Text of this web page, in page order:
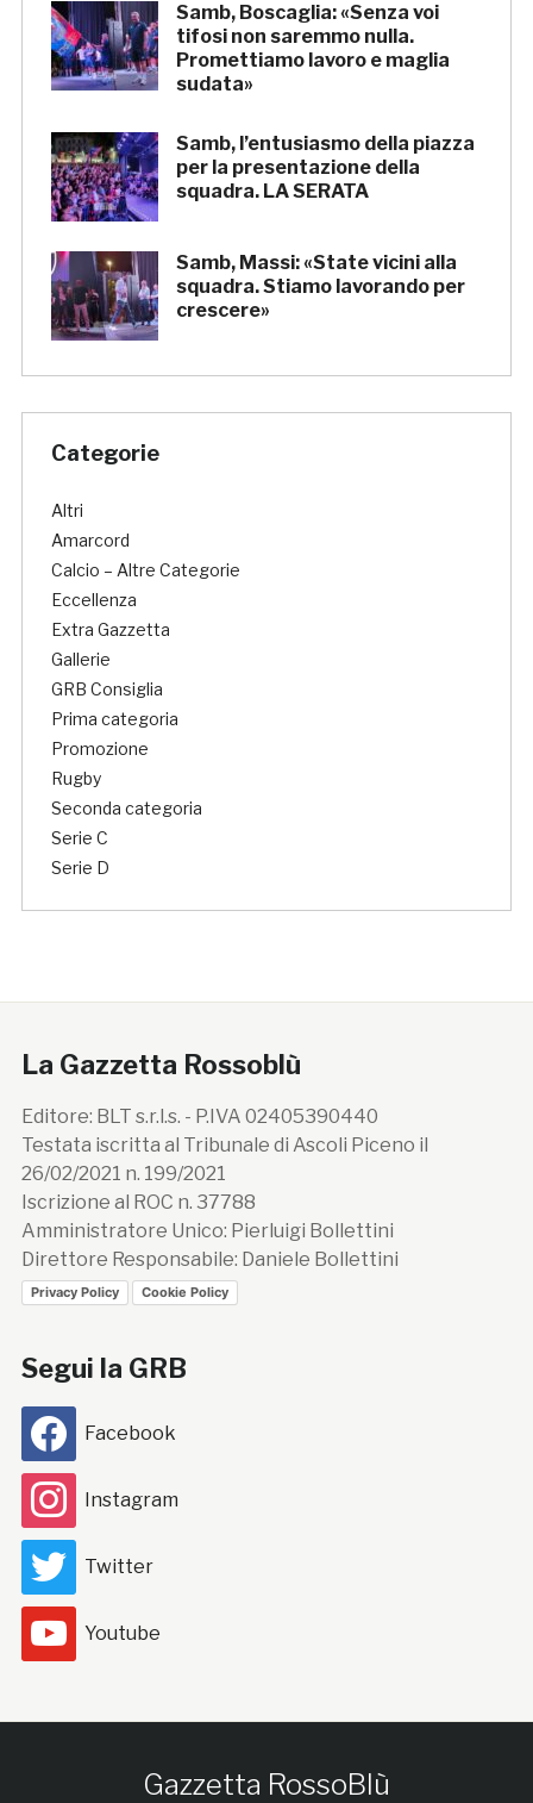
Samb, Boscaglia: «Senza voi
tifosi non saremmo nulla.
Promettiamo lavoro e maglia
sudata»
Samb, l’entusiasmo della piazza
per la presentazione della
squadra. LA SERATA
Samb, Massi: «State vicini alla
squadra. Stiamo lavorando per
crescere»
Categorie
Altri
Amarcord
Calcio – Altre Categorie
Eccellenza
Extra Gazzetta
Gallerie
GRB Consiglia
Prima categoria
Promozione
Rugby
Seconda categoria
Serie C
Serie D
La Gazzetta Rossoblù
Editore: BLT s.r.l.s. - P.IVA 02405390440
Testata iscritta al Tribunale di Ascoli Piceno il
26/02/2021 n. 199/2021
Iscrizione al ROC n. 37788
Amministratore Unico: Pierluigi Bollettini
Direttore Responsabile: Daniele Bollettini
Privacy Policy Cookie Policy
Segui la GRB
Facebook
Instagram
Twitter
Youtube
Gazzetta RossoBlù